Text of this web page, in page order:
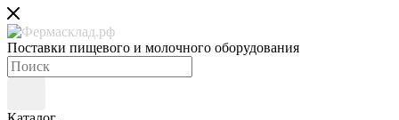
Поставки пищевого и молочного оборудования